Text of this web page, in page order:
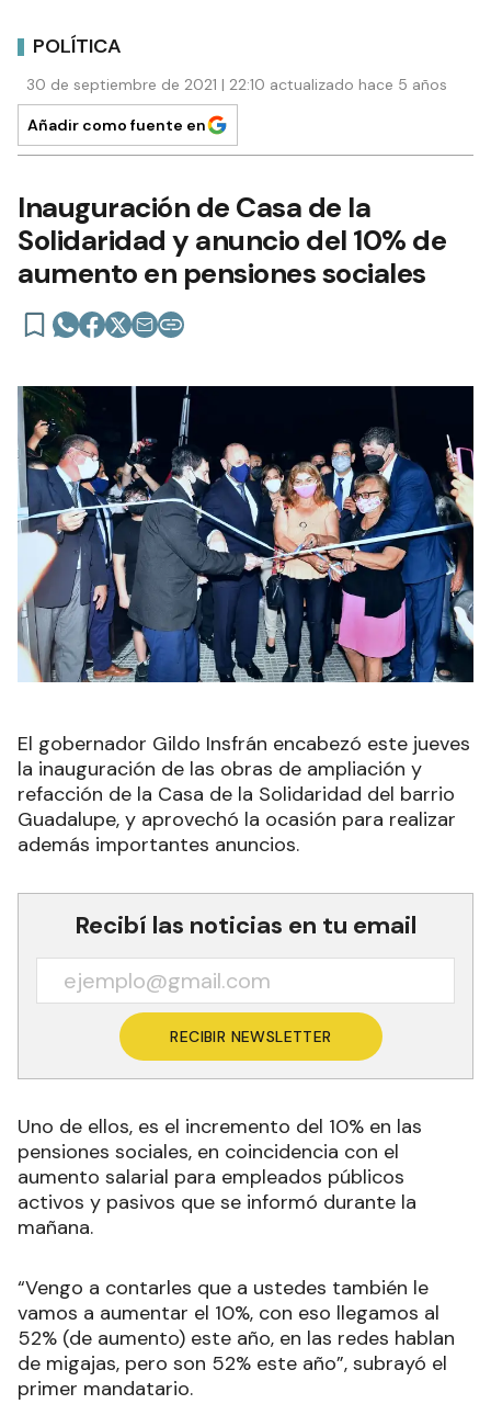
POLÍTICA
30 de septiembre de 2021 | 22:10 actualizado hace 5 años
Añadir como fuente en
Inauguración de Casa de la
Solidaridad y anuncio del 10% de
aumento en pensiones sociales
El gobernador Gildo Insfrán encabezó este jueves
la inauguración de las obras de ampliación y
refacción de la Casa de la Solidaridad del barrio
Guadalupe, y aprovechó la ocasión para realizar
además importantes anuncios.
Recibí las noticias en tu email
RECIBIR NEWSLETTER
Uno de ellos, es el incremento del 10% en las
pensiones sociales, en coincidencia con el
aumento salarial para empleados públicos
activos y pasivos que se informó durante la
mañana.
“Vengo a contarles que a ustedes también le
vamos a aumentar el 10%, con eso llegamos al
52% (de aumento) este año, en las redes hablan
de migajas, pero son 52% este año”, subrayó el
primer mandatario.